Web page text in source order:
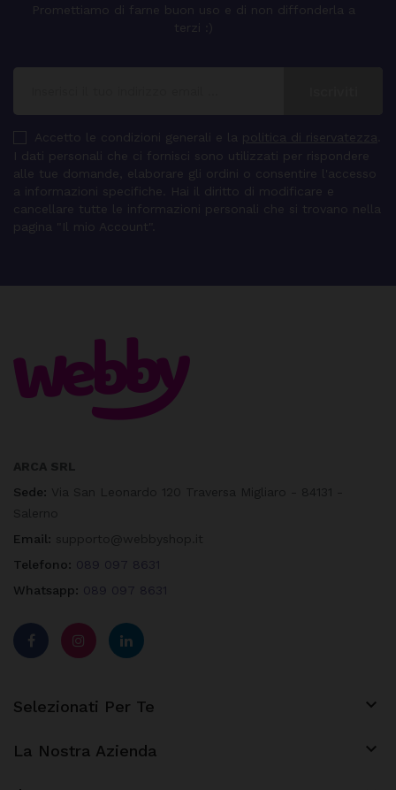
Promettiamo di farne buon uso e di non diffonderla a
terzi :)
Accetto le condizioni generali e la politica di riservatezza
I dati personali che ci fornisci sono utilizzati per rispondere
alle tue domande, elaborare gli ordini o consentire l'accesso
a informazioni specifiche. Hai il diritto di modificare e
cancellare tutte le informazioni personali che si trovano nella
pagina "Il mio Account".
Sede:
Email:
Telefono: 089 097 8631
Whatsapp: 089 097 8631
Selezionati Per Te 
La Nostra Azienda 